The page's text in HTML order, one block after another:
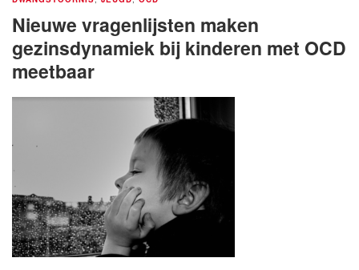
Nieuwe vragenlijsten maken
gezinsdynamiek bij kinderen met OCD
meetbaar